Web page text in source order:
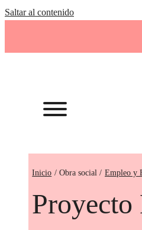
Saltar al contenido
Inicio Empleo y
Proyecto